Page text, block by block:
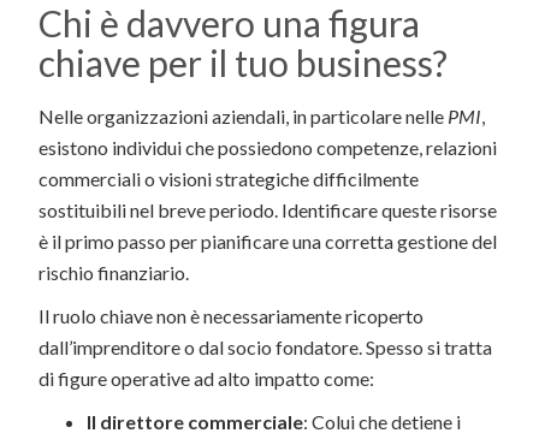
Chi è davvero una figura
chiave per il tuo business?
Nelle organizzazioni aziendali, in particolare nelle PMI,
esistono individui che possiedono competenze, relazioni
commerciali o visioni strategiche difficilmente
sostituibili nel breve periodo. Identificare queste risorse
è il primo passo per pianificare una corretta gestione del
rischio finanziario.
Il ruolo chiave non è necessariamente ricoperto
dall’imprenditore o dal socio fondatore. Spesso si tratta
di figure operative ad alto impatto come:
Il direttore commerciale: Colui che detiene i